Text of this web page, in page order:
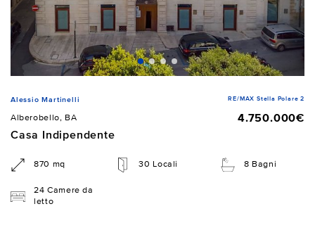
Alessio Martinelli RE/MAX Stella Polare 2
Alberobello, BA
4.750.000€
Casa Indipendente
870 mq 30 Locali 8 Bagni
24 Camere da
letto